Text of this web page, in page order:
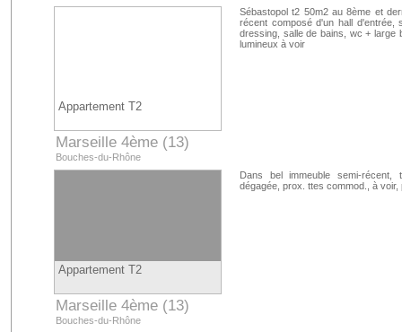
Appartement T2
Marseille 4ème (13)
Bouches-du-Rhône
Sébastopol t2 50m2 au 8ème et
récent composé d'un hall
dressing, salle de bains, wc + large
lumineux à voir
Appartement T2
Marseille 4ème (13)
Bouches-du-Rhône
Dans bel immeuble semi-
dégagée, prox. ttes commod., à voir,